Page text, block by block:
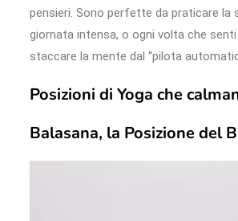
pensieri. Sono perfette da praticare la
giornata intensa, o ogni volta che
staccare la mente dal “pilota
Posizioni di Yoga che
Balasana, la Posizione del